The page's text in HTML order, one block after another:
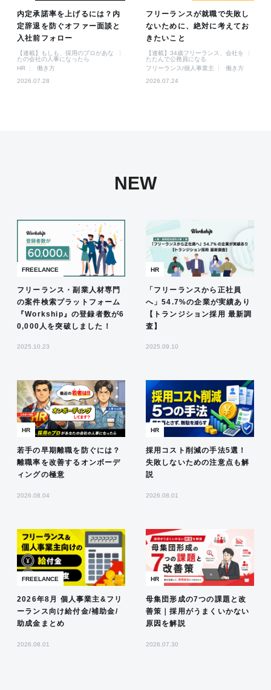
内定承諾率を上げるには？内
定辞退を防ぐオファー面談と
入社前フォロー
【連載】もしも、採用のプロがあな
たの会社の人事になったら
HR
働き方
2026.07.28
フリーランスが就職で失敗し
ないために、絶対に考えてお
きたいこと
【連載】34歳フリーランス、会社を
たたんで公務員になる
フリーランス/個人事業主
働き方
2026.07.24
NEW
FREELANCE
フリーランス・副業人材専門
の案件検索プラットフォーム
『Workship』の登録者数が6
0,000人を突破しました！
2025.10.23
HR
「フリーランスから正社員
へ」54.7%の企業が実績あり
【トランジション採用 最新調
査】
2025.09.10
HR
若手の早期離職を防ぐには？
離職率を改善するオンボーデ
ィングの極意
2026.08.04
HR
採用コスト削減の手法5選！
失敗しないための注意点も解
説
2026.08.01
FREELANCE
2026年8月 個人事業主&フリ
ーランス向け給付金/補助金/
助成金まとめ
2026.08.01
HR
母集団形成の7つの課題と改
善策｜採用がうまくいかない
原因を解説
2026.07.30